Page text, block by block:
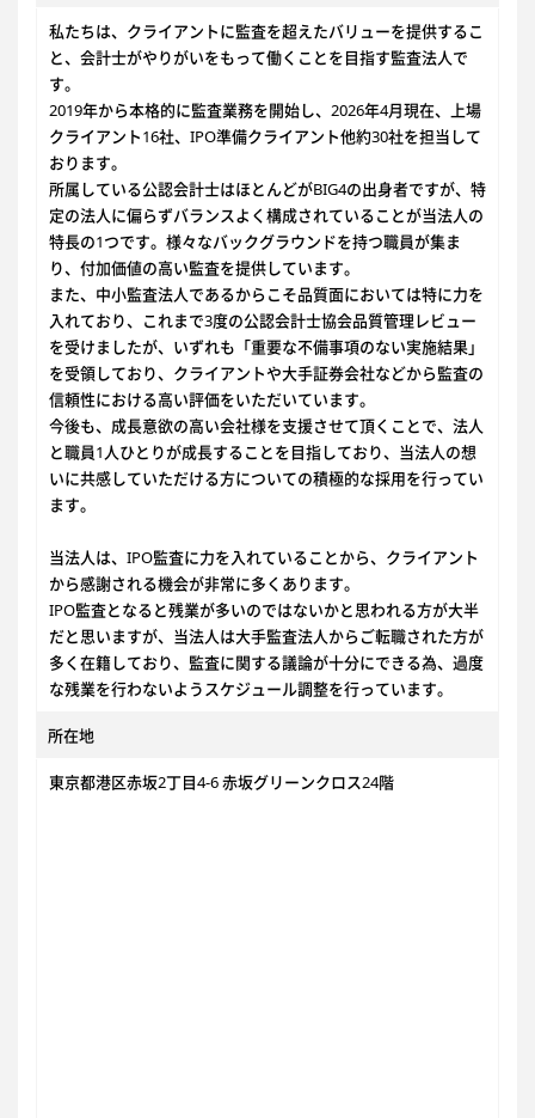
私たちは、クライアントに監査を超えたバリューを提供するこ
と、会計士がやりがいをもって働くことを目指す監査法人で
す。
2019年から本格的に監査業務を開始し、2026年4月現在、上場
クライアント16社、IPO準備クライアント他約30社を担当して
おります。
所属している公認会計士はほとんどがBIG4の出身者ですが、特
定の法人に偏らずバランスよく構成されていることが当法人の
特長の1つです。様々なバックグラウンドを持つ職員が集ま
り、付加価値の高い監査を提供しています。
また、中小監査法人であるからこそ品質面においては特に力を
入れており、これまで3度の公認会計士協会品質管理レビュー
を受けましたが、いずれも「重要な不備事項のない実施結果」
を受領しており、クライアントや大手証券会社などから監査の
信頼性における高い評価をいただいています。
今後も、成長意欲の高い会社様を支援させて頂くことで、法人
と職員1人ひとりが成長することを目指しており、当法人の想
いに共感していただける方についての積極的な採用を行ってい
ます。
当法人は、IPO監査に力を入れていることから、クライアント
から感謝される機会が非常に多くあります。
IPO監査となると残業が多いのではないかと思われる方が大半
だと思いますが、当法人は大手監査法人からご転職された方が
多く在籍しており、監査に関する議論が十分にできる為、過度
な残業を行わないようスケジュール調整を行っています。
所在地
東京都港区赤坂2丁目4-6 赤坂グリーンクロス24階